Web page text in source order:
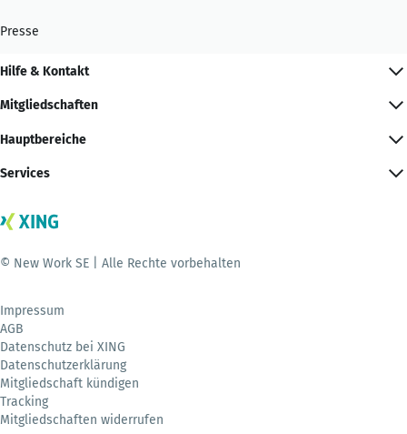
Presse
Hilfe & Kontakt
Mitgliedschaften
Hauptbereiche
Services
© New Work SE | Alle Rechte vorbehalten
Impressum
AGB
Datenschutz bei XING
Datenschutzerklärung
Mitgliedschaft kündigen
Tracking
Mitgliedschaften widerrufen